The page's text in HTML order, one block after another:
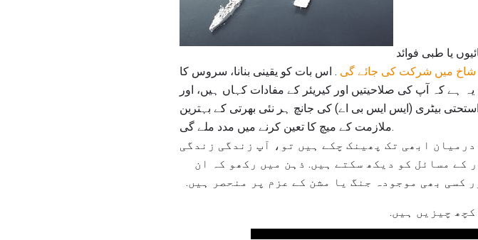
میں شرکت کی جائے گی . اس بات کو یقینی بنانا، سروس کا
ہے کہ آپ کی صلاحیتیں اور کیریئر کے مفادات کہاں ہیں، اور
بیٹری (ایس ایس بی اے) کی جانچ ہر نئی بھرتی کے بہترین
ملازمت کے میچ کا تعین کرنے میں مدد ملے گی.
ابھی تک پھینک چکے ہیں تو، آپ زندگی زندگی
کے مسائل کو دیکھ سکتے ہیں. ذہن میں رکھو کہ ان
کسی بھی موجودہ جنگ یا مشن کے عزم پر منحصر ہیں.
چیزیں ہیں.